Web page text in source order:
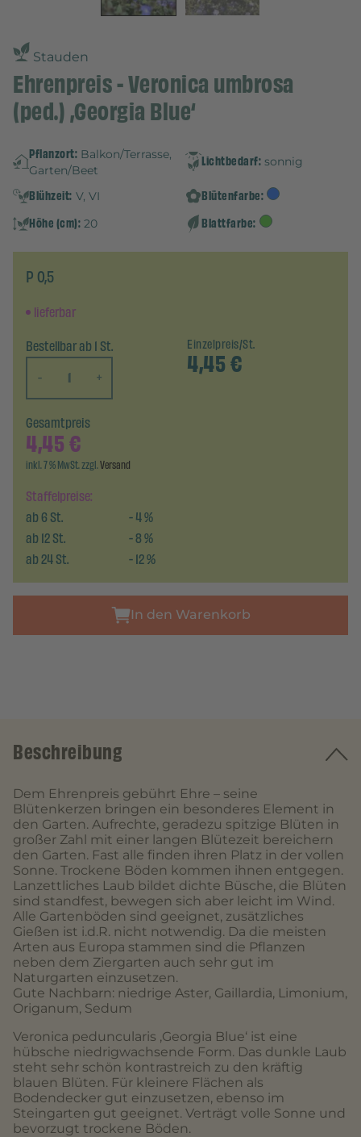
Stauden
Ehrenpreis - Veronica umbrosa
(ped.) ‚Georgia Blue‘
Pflanzort: Balkon/Terrasse,
Garten/Beet
Lichtbedarf: sonnig
Blühzeit: V, VI
Blütenfarbe:
Höhe (cm): 20 Blattfarbe:
P 0,5
lieferbar
Bestellbar ab 1 St.
-
+
Einzelpreis/St.
4,45€
Staffelpreise:
ab6St. -4%
ab12St. -8%
ab24St. -12%
Gesamtpreis
4,45€
inkl. 7 % MwSt. zzgl.Versand
In den Warenkorb
Beschreibung
Dem Ehrenpreis gebührt Ehre – seine
Blütenkerzen bringen ein besonderes Element in
den Garten. Aufrechte, geradezu spitzige Blüten in
großer Zahl mit einer langen Blütezeit bereichern
den Garten. Fast alle finden ihren Platz in der vollen
Sonne. Trockene Böden kommen ihnen entgegen.
Lanzettliches Laub bildet dichte Büsche, die Blüten
sind standfest, bewegen sich aber leicht im Wind.
Alle Gartenböden sind geeignet, zusätzliches
Gießen ist i.d.R. nicht notwendig. Da die meisten
Arten aus Europa stammen sind die Pflanzen
neben dem Ziergarten auch sehr gut im
Naturgarten einzusetzen.
Gute Nachbarn: niedrige Aster, Gaillardia, Limonium,
Origanum, Sedum
Veronica peduncularis ‚Georgia Blue‘ ist eine
hübsche niedrigwachsende Form. Das dunkle Laub
steht sehr schön kontrastreich zu den kräftig
blauen Blüten. Für kleinere Flächen als
Bodendecker gut einzusetzen, ebenso im
Steingarten gut geeignet. Verträgt volle Sonne und
bevorzugt trockene Böden.